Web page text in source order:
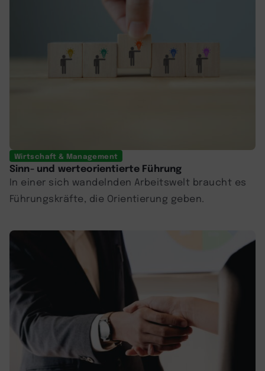
Wirtschaft & Management
Sinn- und werteorientierte Führung
In einer sich wandelnden Arbeitswelt braucht es
Führungskräfte, die Orientierung geben.